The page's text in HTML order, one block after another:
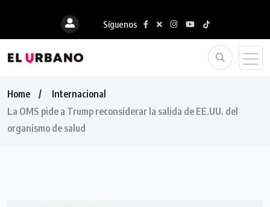
Síguenos
Home
Internacional
La OMS pide a Trump reconsiderar la salida de EE.UU. del
organismo de salud